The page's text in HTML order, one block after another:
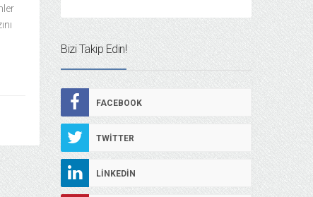
Bizi Takip Edin!
FACEBOOK
TWITTER
LINKEDIN